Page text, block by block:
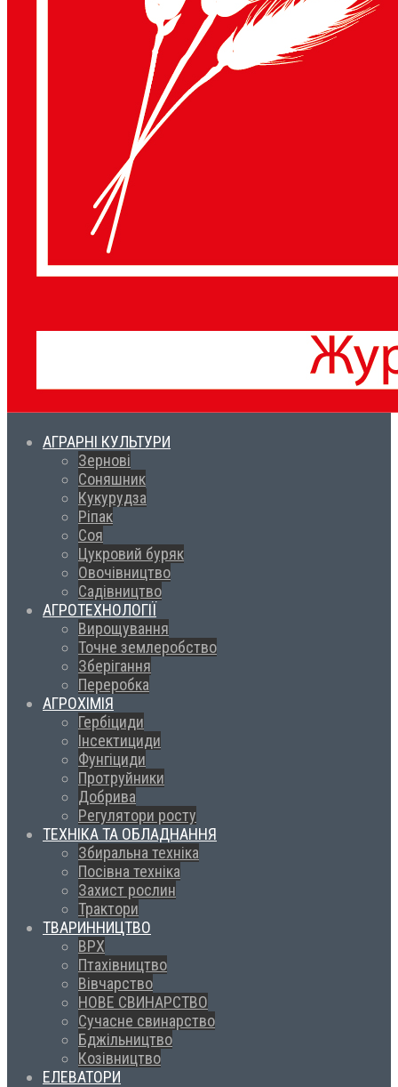
АГРАРНІ КУЛЬТУРИ
Зернові
Соняшник
Кукурудза
Ріпак
Соя
Цукровий буряк
Овочівництво
Садівництво
АГРОТЕХНОЛОГІЇ
Вирощування
Точне землеробство
Зберігання
Переробка
АГРОХІМІЯ
Гербіциди
Інсектициди
Фунгіциди
Протруйники
Добрива
Регулятори росту
ТЕХНІКА ТА ОБЛАДНАННЯ
Збиральна техніка
Посівна техніка
Захист рослин
Трактори
ТВАРИННИЦТВО
ВРХ
Птахівництво
Вівчарство
НОВЕ СВИНАРСТВО
Сучасне свинарство
Бджільництво
Козівництво
ЕЛЕВАТОРИ